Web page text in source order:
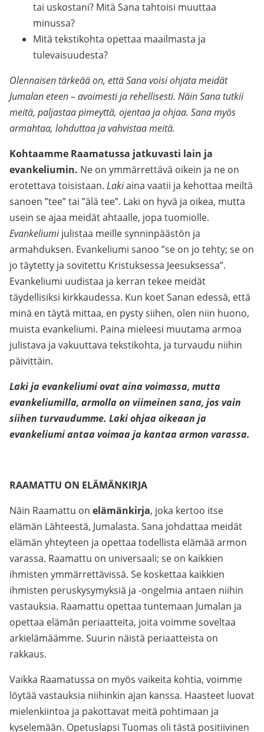
tai uskostani? Mitä Sana tahtoisi muuttaa
minussa?
Mitä tekstikohta opettaa maailmasta ja
tulevaisuudesta?
Olennaisen tärkeää on, että Sana voisi ohjata meidät
Jumalan eteen – avoimesti ja rehellisesti. Näin Sana tutkii
meitä, paljastaa pimeyttä, ojentaa ja ohjaa. Sana myös
armahtaa, lohduttaa ja vahvistaa meitä.
Kohtaamme Raamatussa jatkuvasti lain ja
evankeliumin. Ne on ymmärrettävä oikein ja ne on
erotettava toisistaan. Lakiaina vaatii ja kehottaa meiltä
sanoen ”tee” tai ”älä tee”. Laki on hyvä ja oikea, mutta
usein se ajaa meidät ahtaalle, jopa tuomiolle.
Evankeliumijulistaa meille synninpäästön ja
armahduksen. Evankeliumi sanoo ”se on jo tehty; se on
jo täytetty ja sovitettu Kristuksessa Jeesuksessa”.
Evankeliumi uudistaa ja kerran tekee meidät
täydellisiksi kirkkaudessa. Kun koet Sanan edessä, että
minä en täytä mittaa, en pysty siihen, olen niin huono,
muista evankeliumi. Paina mieleesi muutama armoa
julistava ja vakuuttava tekstikohta, ja turvaudu niihin
päivittäin.
Laki ja evankeliumi ovat aina voimassa, mutta
evankeliumilla, armolla on viimeinen sana, jos vain
siihen turvaudumme. Laki ohjaa oikeaan ja
evankeliumi antaa voimaa ja kantaa armon varassa.
RAAMATTU ON ELÄMÄNKIRJA
Näin Raamattu on elämänkirja, joka kertoo itse
elämän Lähteestä, Jumalasta. Sana johdattaa meidät
elämän yhteyteen ja opettaa todellista elämää armon
varassa. Raamattu on universaali; se on kaikkien
ihmisten ymmärrettävissä. Se koskettaa kaikkien
ihmisten peruskysymyksiä ja -ongelmia antaen niihin
vastauksia. Raamattu opettaa tuntemaan Jumalan ja
opettaa elämän periaatteita, joita voimme soveltaa
arkielämäämme. Suurin näistä periaatteista on
rakkaus.
Vaikka Raamatussa on myös vaikeita kohtia, voimme
löytää vastauksia niihinkin ajan kanssa. Haasteet luovat
mielenkiintoa ja pakottavat meitä pohtimaan ja
kyselemään. Opetuslapsi Tuomas oli tästä positiivinen